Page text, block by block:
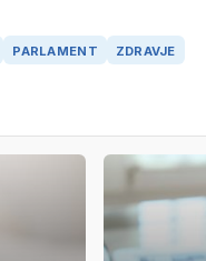
PARLAMENT ZDRAVJE